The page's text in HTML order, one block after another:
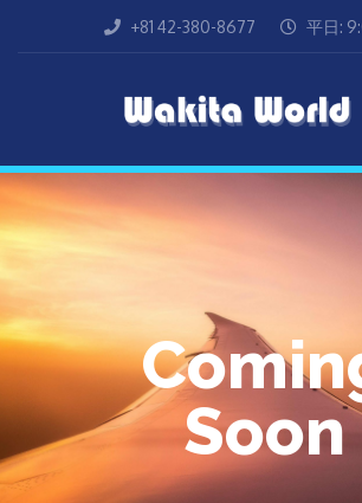
+81 42-380-8677 平日:
Soon